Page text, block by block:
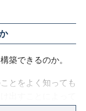
築できるのか。
とをよく知っても